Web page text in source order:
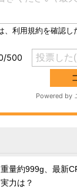
重量約999g、最新
実力は？